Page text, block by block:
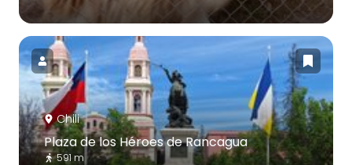
Chili
Plaza de los Héroes de Rancagua
591 m